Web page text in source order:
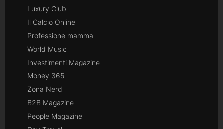
Luxury Club
Il Calcio Online
Professione mamma
World Music
Investimenti Magazine
Money 365
Zona Nerd
B2B Magazine
People Magazine